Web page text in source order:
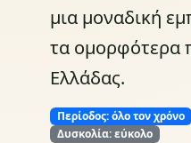
μια μοναδική
τα ομορφότερα
Ελλάδας.
Περίοδος: όλο τον χρόνο
Δυσκολία: εύκολο